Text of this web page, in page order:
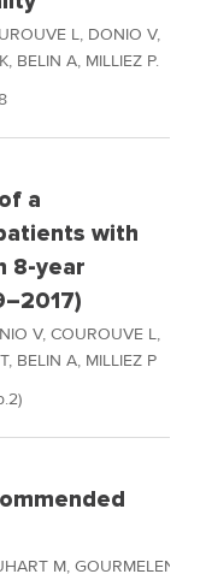
L, DONIO V,
BELIN A, MILLIEZ P.
a
with
8-year
V, COUROUVE L,
BELIN A, MILLIEZ P
M, GOURMELEN